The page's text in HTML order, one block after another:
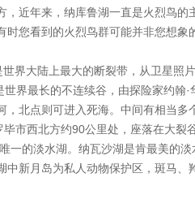
近年来，纳库鲁湖一直是火烈鸟
您看到的火烈鸟群可能并非您想象
界大陆上最大的断裂带，从卫星
界最长的不连续谷，由探险家约翰
北点则可进入死海。中间有相当多
市西北方约90公里处，座落在大
一的淡水湖。纳瓦沙湖是肯最美的
新月岛为私人动物保护区，斑马